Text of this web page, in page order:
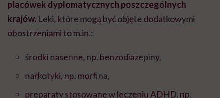
placówek dyplomatycznych poszczególnych
krajów. Leki, które mogą być objęte dodatkowymi
obostrzeniami to m.in.:
środki nasenne, np. benzodiazepiny,
narkotyki, np. morfina,
preparaty stosowane w leczeniu ADHD, np.